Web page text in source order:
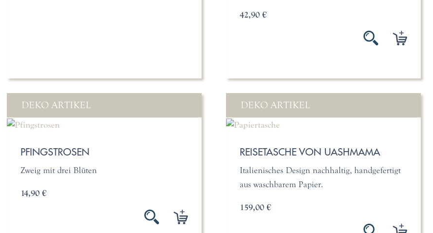
42,90 €
DEKO ARTIKEL
PFINGSTROSEN
Zweig mit drei Blüten
14,90 €
DEKO ARTIKEL
REISETASCHE VON UASHMAMA
Italienisches Design nachhaltig, handgefertigt
aus waschbarem Papier.
159,00 €